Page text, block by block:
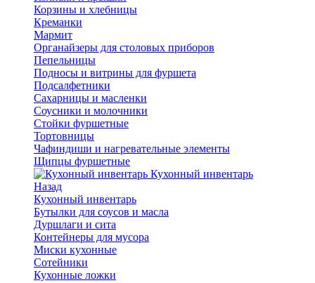
Корзины и хлебницы
Креманки
Мармит
Органайзеры для столовых приборов
Пепельницы
Подносы и витрины для фуршета
Подсалфетники
Сахарницы и масленки
Соусники и молочники
Стойки фуршетные
Тортовницы
Чафиндиши и нагревательные элементы
Щипцы фуршетные
Кухонный инвентарь
Назад
Кухонный инвентарь
Бутылки для соусов и масла
Дуршлаги и сита
Контейнеры для мусора
Миски кухонные
Сотейники
Кухонные ложки